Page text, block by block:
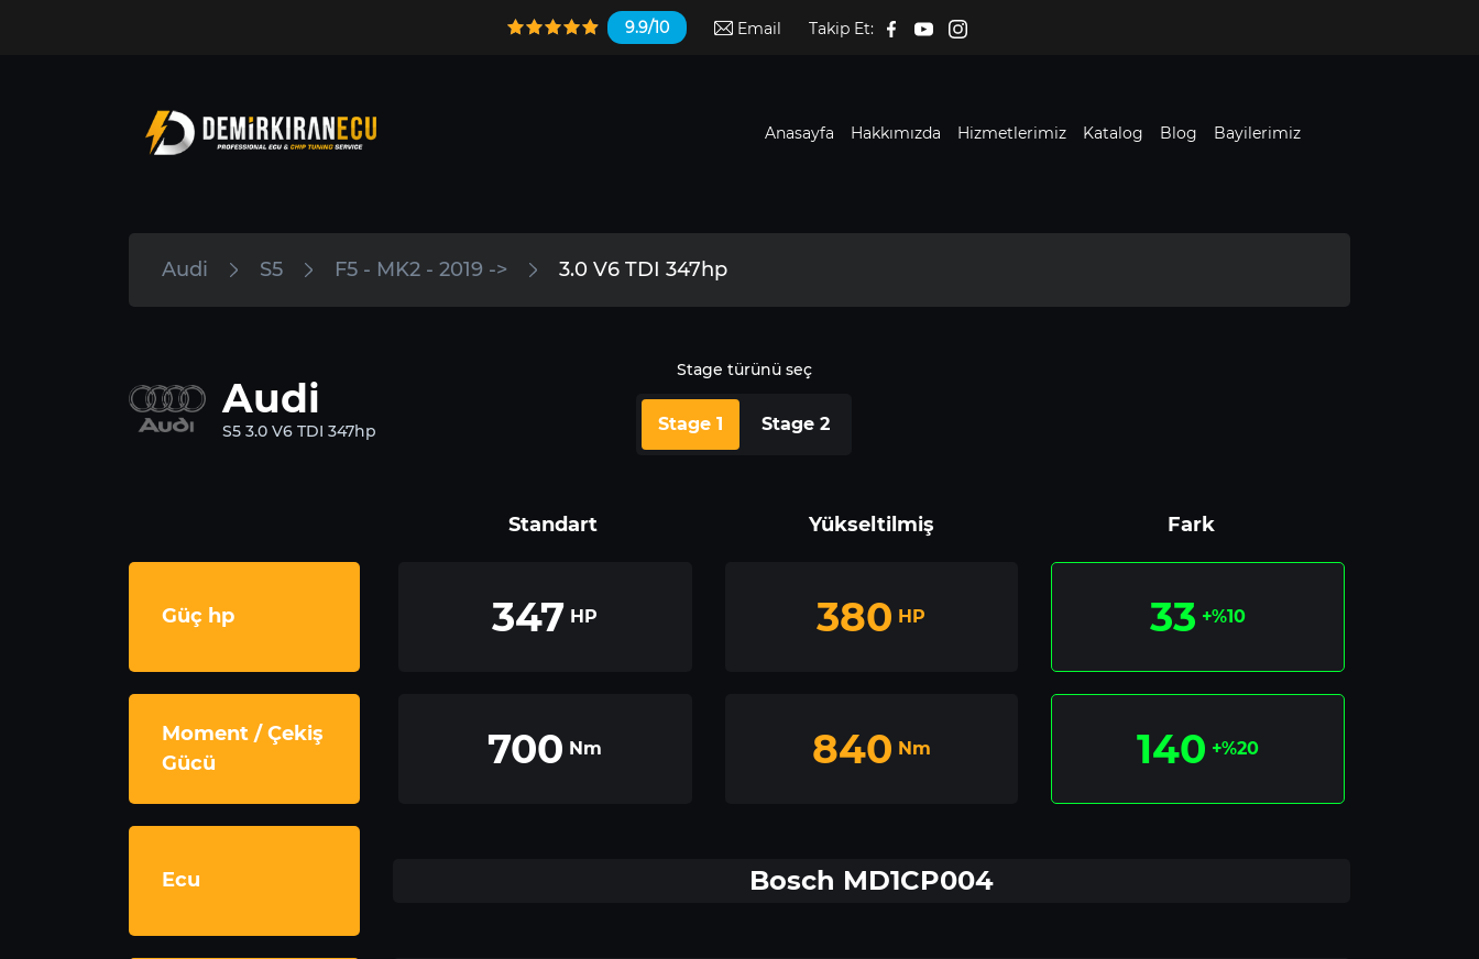
9.9/10 Email Takip Et:
Anasayfa Hakkımızda Hizmetlerimiz Katalog Blog Bayilerimiz
Audi S5 F5 - MK2 - 2019 -> 3.0 V6 TDI 347hp
Audi
S5 3.0 V6 TDI 347hp
Stage türünü seç
Stage 1 Stage 2
Standart Yükseltilmiş Fark
Güç hp 347 HP 380 HP 33 +%10
Moment / Çekiş
Gücü
700 Nm 840 Nm 140 +%20
Ecu Bosch MD1CP004